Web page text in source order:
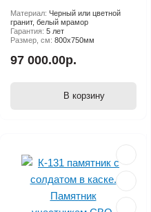
Материал: Черный или цветной
гранит, белый мрамор
Гарантия: 5 лет
Размер, см: 800х750мм
97 000.00р.
В корзину